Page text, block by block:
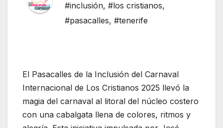
#inclusión, #los cristianos,
#pasacalles, #tenerife
El Pasacalles de la Inclusión del Carnaval
Internacional de Los Cristianos 2025 llevó la
magia del carnaval al litoral del núcleo costero
con una cabalgata llena de colores, ritmos y